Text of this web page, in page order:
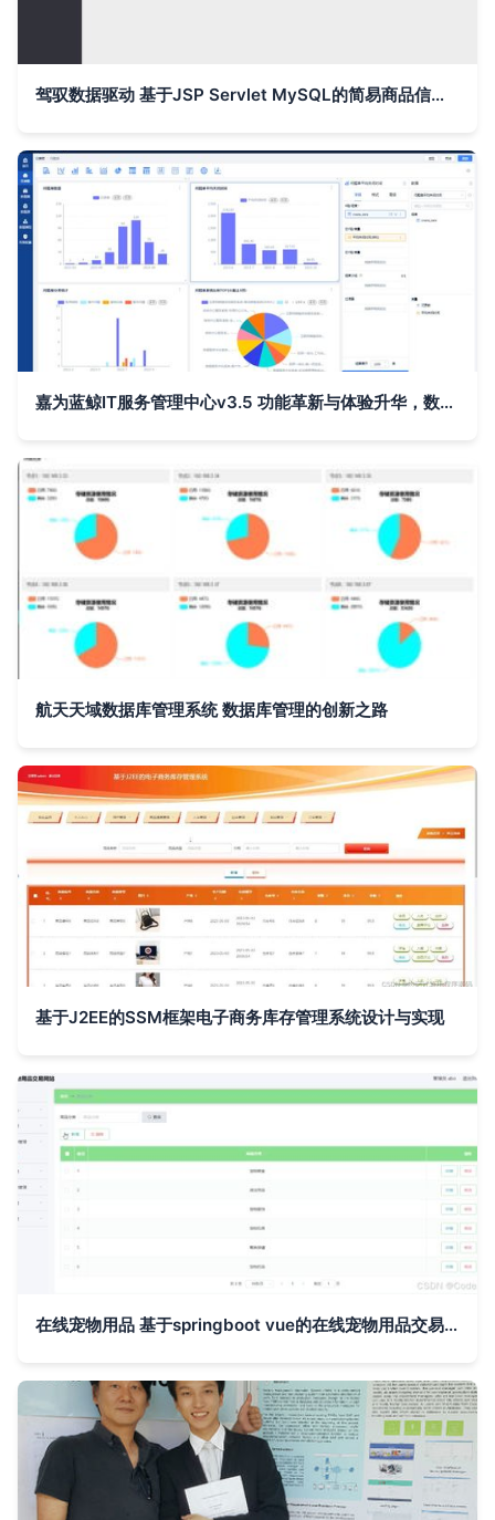
驾驭数据驱动 基于JSP Servlet MySQL的简易商品信息管理系统与数据库管理实现
嘉为蓝鲸IT服务管理中心v3.5 功能革新与体验升华，数据库管理再升级
航天天域数据库管理系统 数据库管理的创新之路
基于J2EE的SSM框架电子商务库存管理系统设计与实现
在线宠物用品 基于springboot vue的在线宠物用品交易网站 源码 数据库 文档